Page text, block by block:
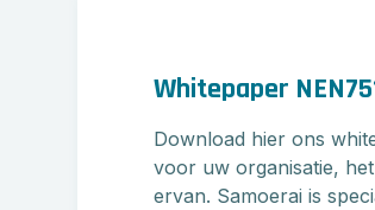
Whitepaper
Download hier ons
voor uw organisatie,
ervan. Samoerai is